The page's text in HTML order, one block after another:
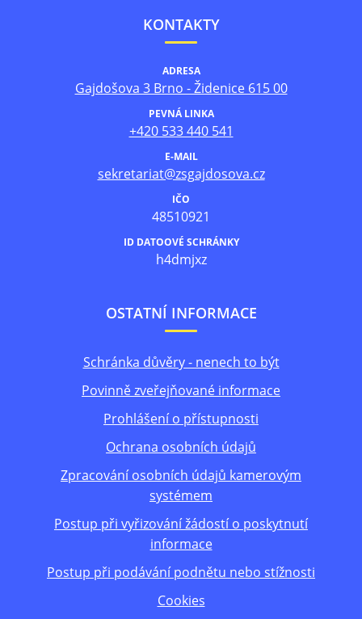
KONTAKTY
ADRESA
Gajdošova 3 Brno - Židenice 615 00
PEVNÁ LINKA
+420 533 440 541
E-MAIL
sekretariat@zsgajdosova.cz
IČO
48510921
ID DATOOVÉ SCHRÁNKY
h4dmjxz
OSTATNÍ INFORMACE
Schránka důvěry - nenech to být
Povinně zveřejňované informace
Prohlášení o přístupnosti
Ochrana osobních údajů
Zpracování osobních údajů kamerovým
systémem
Postup při vyřizování žádostí o poskytnutí
informace
Postup při podávání podnětu nebo stížnosti
Cookies